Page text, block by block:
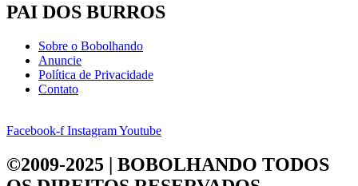
PAI DOS BURROS
Sobre o Bobolhando
Anuncie
Política de Privacidade
Contato
Facebook-f InstagramYoutube
©2009-2025 | BOBOLHANDO TODOS